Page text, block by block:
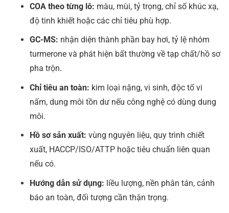
COA theo từng lô: màu, mùi, tỷ trọng, chỉ số khúc xạ,
độ tinh khiết hoặc các chỉ tiêu phù hợp.
GC-MS: nhận diện thành phần bay hơi, tỷ lệ nhóm
turmerone và phát hiện bất thường về tạp chất/hồ sơ
pha trộn.
Chỉ tiêu an toàn: kim loại nặng, vi sinh, độc tố vi
nấm, dung môi tồn dư nếu công nghệ có dùng dung
môi.
Hồ sơ sản xuất: vùng nguyên liệu, quy trình chiết
xuất, HACCP/ISO/ATTP hoặc tiêu chuẩn liên quan
nếu có.
Hướng dẫn sử dụng: liều lượng, nền phân tán, cảnh
báo an toàn, đối tượng cần thận trọng.